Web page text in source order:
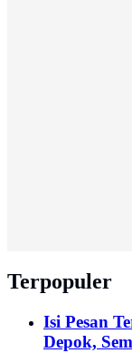
Terpopuler
Isi Pesan
Depok,